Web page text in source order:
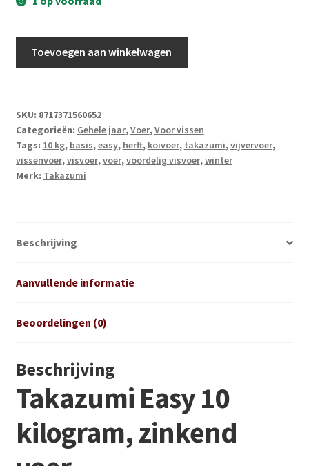
Voor vissen
Partijhandel
Buxus
Over ons
aantal
Toevoegen aan winkelwagen
SKU: 8717371560652
Categorieën: Gehele jaar,Voer,Voor vissen
Tags: 10 kg, basis,easy, herft, koivoer, takazumi,vijvervoer,
vissenvoer,visvoer,voer,voordelig visvoer,winter
Merk: Takazumi
Beschrijving
Aanvullende informatie
Beoordelingen (0)
Beschrijving
Takazumi Easy 10
kilogram, zinkend